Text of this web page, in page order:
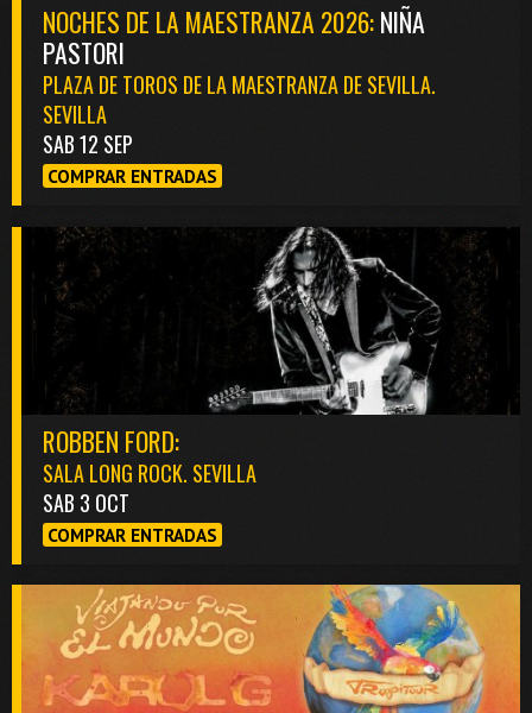
NOCHES DE LA MAESTRANZA 2026:NIÑA
PASTORI
PLAZA DE TOROS DE LA MAESTRANZA DE SEVILLA.
SEVILLA
SAB 12 SEP
COMPRAR ENTRADAS
ROBBEN FORD:
SALA LONG ROCK. SEVILLA
SAB 3 OCT
COMPRAR ENTRADAS